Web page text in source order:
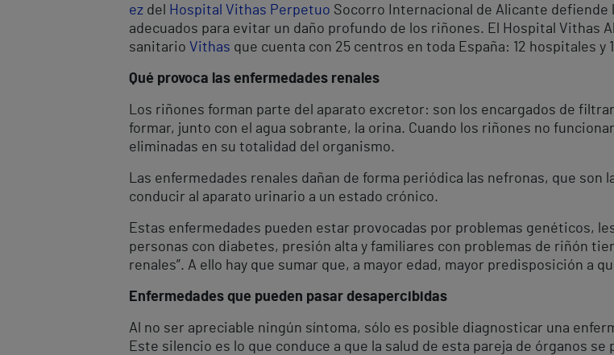
ez del Hospital Vithas Perpetuo Socorro Internacional de Alicante
adecuados para evitar un daño profundo de los riñones. El Hospital Vithas
sanitario Vithas que cuenta con 25 centros en toda España: 12 hospitales
Qué provoca las enfermedades renales
Los riñones forman parte del aparato excretor: son los encargados de
formar, junto con el agua sobrante, la orina. Cuando los riñones no
eliminadas en su totalidad del organismo.
Las enfermedades renales dañan de forma periódica las nefronas, que son
conducir al aparato urinario a un estado crónico.
Estas enfermedades pueden estar provocadas por problemas genéticos,
personas con diabetes, presión alta y familiares con problemas de riñón
renales”. A ello hay que sumar que, a mayor edad, mayor predisposición a
Enfermedades que pueden pasar desapercibidas
Al no ser apreciable ningún síntoma, sólo es posible diagnosticar una
Este silencio es lo que conduce a que la salud de esta pareja de órganos se